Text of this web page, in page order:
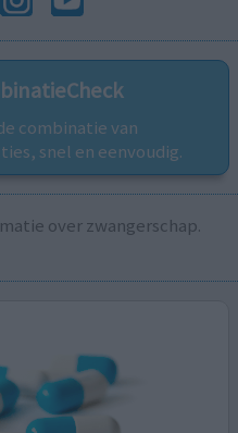
combinatie van
snel en eenvoudig.
over zwangerschap.